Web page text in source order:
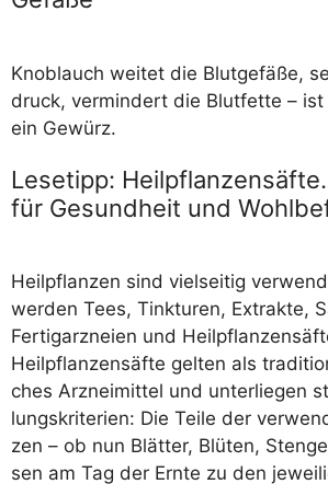
Knob­lauch wei­tet die Blut­ge­fä­ße,
druck, ver­min­dert die Blut­fet­te –
ein Gewürz.
Lesetipp:
für Gesundheit und
Heil­pflan­zen sind viel­sei­tig
wer­den Tees, Tink­tu­ren, Extrak­te,
Fer­tig­arz­nei­en und
Heil­pflan­zen­säf­te gel­ten als
ches Arz­nei­mit­tel und unter­lie­gen
lungs­kri­te­ri­en: Die Tei­le der
zen – ob nun Blät­ter, Blü­ten,
sen am Tag der Ern­te zu den